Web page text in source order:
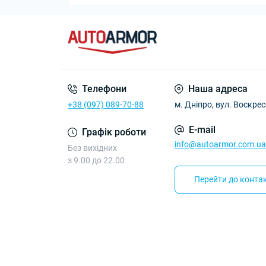
BYD (БІЙДІ) —
Компанія
преміум-
Переваги
Стійкість до
Довговічне
Замовте захист
Телефони
+38 (097) 089-70-88
Графік роботи
Без вихідних
з 9.00 до 22.00
Наша адреса
м. Дніпро, вул.
E-mail
info@autoarmor.com.ua
Перейти до